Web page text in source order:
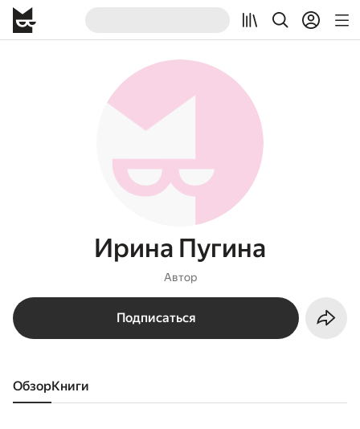
Ирина Пугина
Автор
Подписаться
Обзор книги